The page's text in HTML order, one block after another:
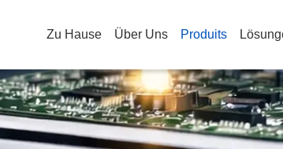
Zu Hause Über Uns Produits